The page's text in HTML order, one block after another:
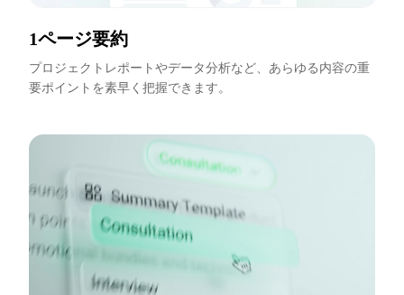
1ページ要約
プロジェクトレポートやデータ分析など、あらゆる内容の重
要ポイントを素早く把握できます。